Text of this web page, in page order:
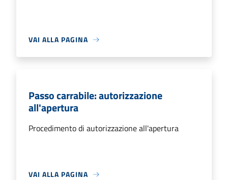
VAI ALLA PAGINA
Passo carrabile: autorizzazione
all'apertura
Procedimento di autorizzazione all'apertura
VAI ALLA PAGINA